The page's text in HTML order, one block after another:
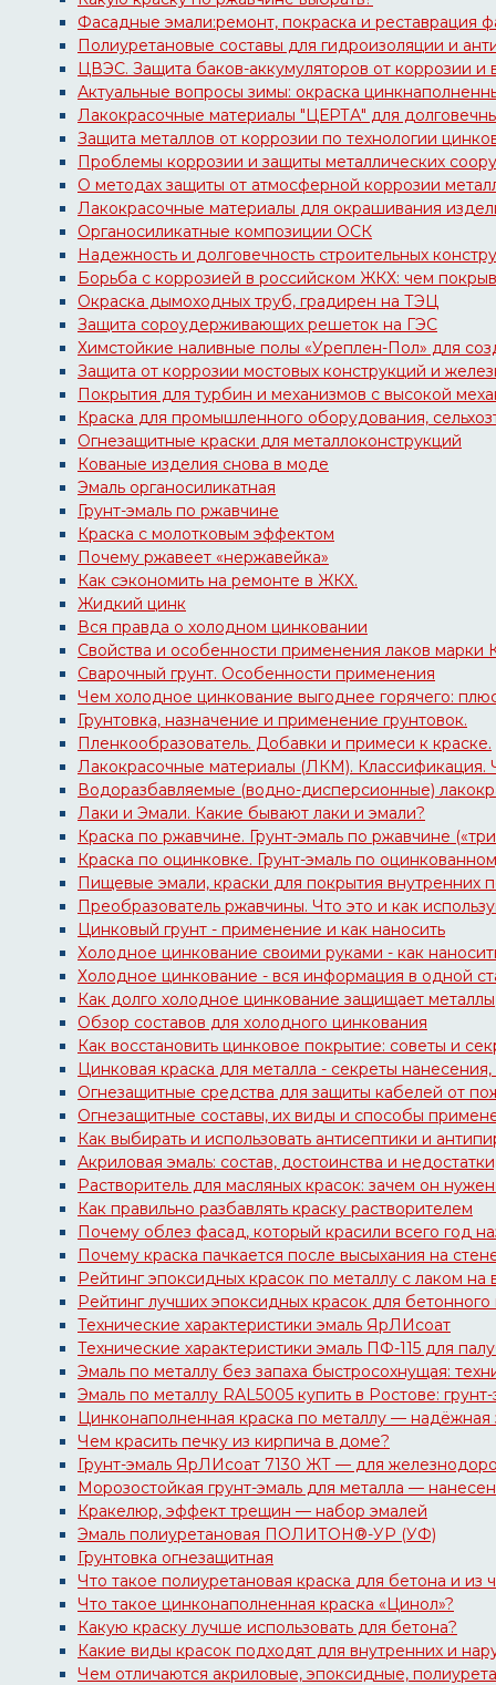
Фасадные эмали:ремонт, покраска и реставрация
Полиуретановые составы для гидроизоляции и
ЦВЭС. Защита баков-аккумуляторов от коррозии и
Актуальные вопросы зимы: окраска
Лакокрасочные материалы "ЦЕРТА" для
Защита металлов от коррозии по технологии
Проблемы коррозии и защиты металлических
О методах защиты от атмосферной коррозии
Лакокрасочные материалы для окрашивания
Органосиликатные композиции ОСК
Надежность и долговечность строительных
Борьба с коррозией в российском ЖКХ: чем
Окраска дымоходных труб, градирен на ТЭЦ
Защита сороудерживающих решеток на ГЭС
Химстойкие наливные полы «Уреплен-Пол» для
Защита от коррозии мостовых конструкций и
Покрытия для турбин и механизмов с высокой
Краска для промышленного оборудования,
Огнезащитные краски для металлоконструкций
Кованые изделия снова в моде
Эмаль органосиликатная
Грунт-эмаль по ржавчине
Краска с молотковым эффектом
Почему ржавеет «нержавейка»
Как сэкономить на ремонте в ЖКХ.
Жидкий цинк
Вся правда о холодном цинковании
Свойства и особенности применения лаков
Сварочный грунт. Особенности применения
Чем холодное цинкование выгоднее горячего:
Грунтовка, назначение и применение грунтовок.
Пленкообразователь. Добавки и примеси к краске.
Лакокрасочные материалы (ЛКМ). Классификация.
Водоразбавляемые (водно-дисперсионные)
Лаки и Эмали. Какие бывают лаки и эмали?
Краска по ржавчине. Грунт-эмаль по ржавчине
Краска по оцинковке. Грунт-эмаль по
Пищевые эмали, краски для покрытия внутренних
Преобразователь ржавчины. Что это и как
Цинковый грунт - применение и как наносить
Холодное цинкование своими руками - как
Холодное цинкование - вся информация в одной
Как долго холодное цинкование защищает металлы
Обзор составов для холодного цинкования
Как восстановить цинковое покрытие: советы и
Цинковая краска для металла - секреты
Огнезащитные средства для защиты кабелей от
Огнезащитные составы, их виды и способы
Как выбирать и использовать антисептики и
Акриловая эмаль: состав, достоинства и
Растворитель для масляных красок: зачем он
Как правильно разбавлять краску растворителем
Почему облез фасад, который красили всего год
Почему краска пачкается после высыхания на
Рейтинг эпоксидных красок по металлу с лаком на
Рейтинг лучших эпоксидных красок для бетонного
Технические характеристики эмаль ЯрЛИсоат
Технические характеристики эмаль ПФ-115 для
Эмаль по металлу без запаха быстросохнущая:
Эмаль по металлу RAL5005 купить в Ростове: грунт-
Цинконаполненная краска по металлу —
Чем красить печку из кирпича в доме?
Грунт-эмаль ЯрЛИсоат 7130 ЖТ — для
Морозостойкая грунт-эмаль для металла —
Кракелюр, эффект трещин — набор эмалей
Эмаль полиуретановая ПОЛИТОН®-УР (УФ)
Грунтовка огнезащитная
Что такое полиуретановая краска для бетона и из
Что такое цинконаполненная краска «Цинол»?
Какую краску лучше использовать для бетона?
Какие виды красок подходят для внутренних и
Чем отличаются акриловые, эпоксидные,